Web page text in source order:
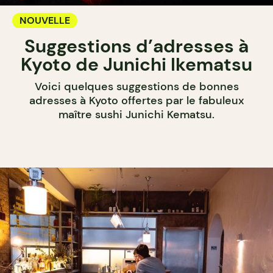
NOUVELLE
Suggestions d’adresses à
Kyoto de Junichi Ikematsu
Voici quelques suggestions de bonnes
adresses à Kyoto offertes par le fabuleux
maître sushi Junichi Kematsu.